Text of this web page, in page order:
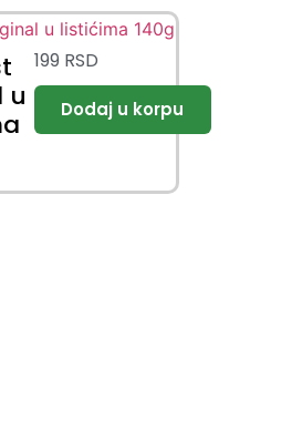
u
199 RSD